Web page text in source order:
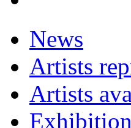
News
Artists
Artists